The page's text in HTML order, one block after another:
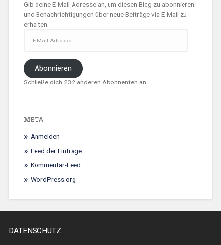
Gib deine E-Mail-Adresse an, um diesen Blog zu abonnieren
und Benachrichtigungen über neue Beiträge via E-Mail zu
erhalten.
Mail-
Adresse
Abonnieren
Schließe dich 232 anderen Abonnenten an
META
Anmelden
Feed der Einträge
Kommentar-Feed
WordPress.org
DATENSCHUTZ